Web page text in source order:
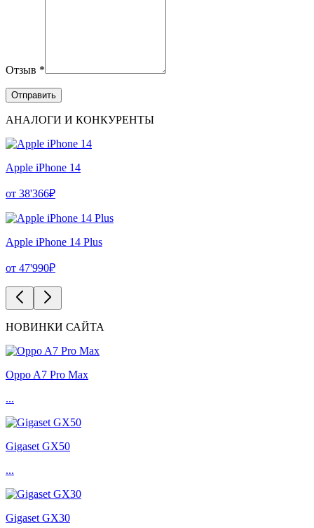
Отзыв *
АНАЛОГИ И КОНКУРЕНТЫ
Apple iPhone 14
от 38'366₽
Apple iPhone 14 Plus
от 47'990₽
НОВИНКИ САЙТА
Oppo A7 Pro Max
...
Gigaset GX50
...
Gigaset GX30